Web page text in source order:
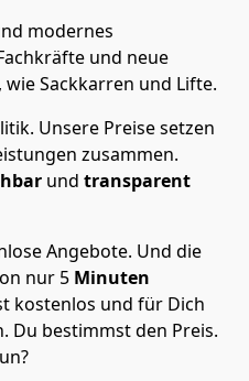
modernes
und neue
Sackkarren und Lifte.
Unsere Preise setzen
zusammen.
und transparent
Angebote. Und die
nur 5 Minuten
kostenlos und für Dich
Du bestimmst den Preis.